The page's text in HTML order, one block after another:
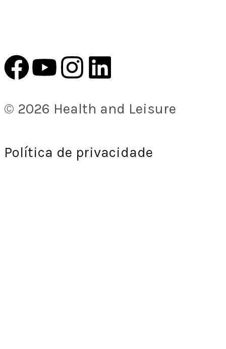
© 2026 Health and Leisure
Política de privacidade